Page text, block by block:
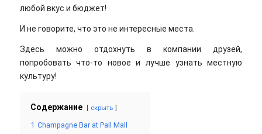
любой вкус и бюджет!
И не говорите, что это не интересные места.
Здесь можно отдохнуть в компании друзей,
попробовать что-то новое и лучше узнать местную
культуру!
Содержание скрыть
1 Champagne Bar at Pall Mall